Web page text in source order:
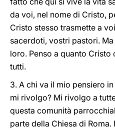
da voi, nel nome di Cristo,
Cristo stesso trasmette a
sacerdoti, vostri pastori.
loro. Penso a quanto
tutti.
3. A chi va il mio pensiero
mi rivolgo? Mi rivolgo a
questa comunità
parte della Chiesa di